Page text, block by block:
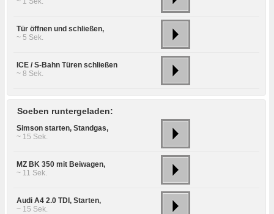
Tür öffnen und schließen,
~ 5 Sek.
ICE / S-Bahn Türen schließen
~ 8 Sek.
Soeben runtergeladen:
Simson starten, Standgas,
~ 15 Sek.
MZ BK 350 mit Beiwagen,
~ 11 Sek.
Audi A4 2.0 TDI, Starten,
~ 15 Sek.